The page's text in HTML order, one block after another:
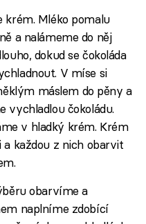
krém. Mléko pomalu
a nalámeme do něj
dokud se čokoláda
V míse si
máslem do pěny a
vychladlou čokoládu.
v hladký krém. Krém
každou z nich obarvit
obarvíme a
naplníme zdobící